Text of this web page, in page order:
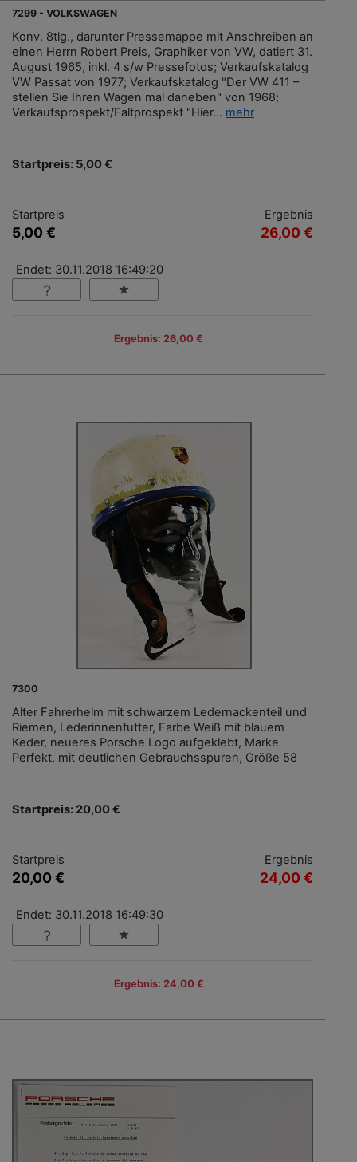
7299 - VOLKSWAGEN
Konv. 8tlg., darunter Pressemappe mit Anschreiben an
einen Herrn Robert Preis, Graphiker von VW, datiert 31.
August 1965, inkl. 4 s/w Pressefotos; Verkaufskatalog
VW Passat von 1977; Verkaufskatalog "Der VW 411 –
stellen Sie Ihren Wagen mal daneben" von 1968;
Verkaufsprospekt/Faltprospekt "Hier... mehr
Startpreis: 5,00 €
Startpreis
5,00 €
Ergebnis
26,00 €
Endet: 30.11.2018 16:49:20
Ergebnis: 26,00 €
7300
Alter Fahrerhelm mit schwarzem Ledernackenteil und
Riemen, Lederinnenfutter, Farbe Weiß mit blauem
Keder, neueres Porsche Logo aufgeklebt, Marke
Perfekt, mit deutlichen Gebrauchsspuren, Größe 58
Startpreis: 20,00 €
Startpreis
20,00 €
Ergebnis
24,00 €
Endet: 30.11.2018 16:49:30
Ergebnis: 24,00 €